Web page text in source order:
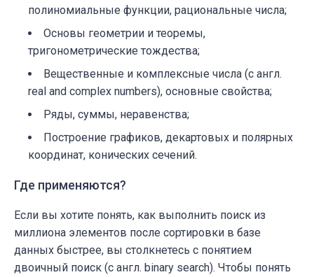
полиномиальные функции, рациональные числа;
Основы геометрии и теоремы,
тригонометрические тождества;
Вещественные и комплексные числа (с англ.
real and complex numbers), основные свойства;
Ряды, суммы, неравенства;
Построение графиков, декартовых и полярных
координат, конических сечений.
Где применяются?
Если вы хотите понять, как выполнить поиск из
миллиона элементов после сортировки в базе
данных быстрее, вы столкнетесь с понятием
двоичный поиск (с англ. binary search). Чтобы понять